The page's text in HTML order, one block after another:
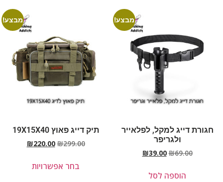
מבצע!
חגורת דייג למקל, לפלאייר
ולגריפר
₪69.00
₪39.00
הוספה לסל
מבצע!
תיק דייג פאוץ 19X15X40
₪299.00
₪220.00
בחר אפשרויות